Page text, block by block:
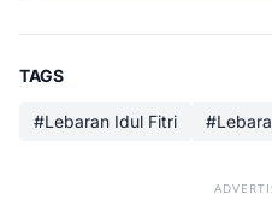
TAGS
#Lebaran Idul Fitri